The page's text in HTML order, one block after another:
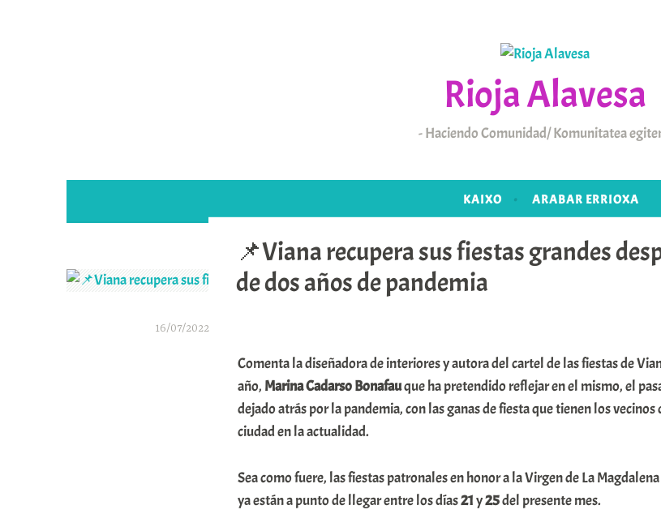
Rioja Alavesa
Haciendo Comunidad/ Komunitatea
KAIXO ARABAR ERRIOXA
📌Viana recupera sus fiestas grandes
de dos años de pandemia
16/07/2022
Comenta la diseñadora de interiores y autora del cartel de las fiestas de
año, Marina Cadarso Bonafauque ha pretendido reflejar en el mismo, el
dejado atrás por la pandemia, con las ganas de fiesta que tienen los vecinos
ciudad en la actualidad.
Sea como fuere, las fiestas patronales en honor a la Virgen de La
ya están a punto de llegar entre los días21y25del presente mes.